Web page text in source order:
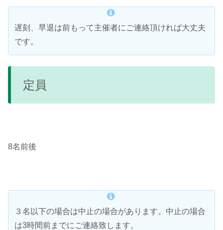
遅刻、早退は前もって主催者にご連絡頂ければ大丈夫
です。
定員
8名前後
３名以下の場合は中止の場合があります。中止の場合
は3時間前までにご連絡致します。